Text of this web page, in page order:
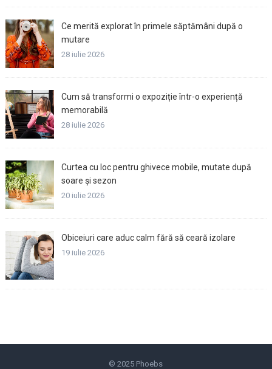
Ce merită explorat în primele săptămâni după o
mutare
28 iulie 2026
Cum să transformi o expoziție într-o experiență
memorabilă
28 iulie 2026
Curtea cu loc pentru ghivece mobile, mutate după
soare și sezon
20 iulie 2026
Obiceiuri care aduc calm fără să ceară izolare
19 iulie 2026
© 2025 Phoebs